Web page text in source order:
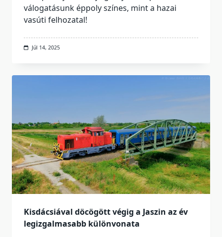
válogatásunk éppoly színes, mint a hazai
vasúti felhozatal!
Júl 14, 2025
Kisdácsiával döcögött végig a Jaszin az év
legizgalmasabb különvonata